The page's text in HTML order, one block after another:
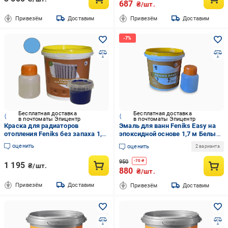
Привезём Доставим
687 ₴/шт.
Привезём Доставим
Бесплатная доставка
в почтоматы Эпицентр
Краска для радиаторов
отопления Feniks без запаха 1,2
кг Синий глянцевый (30827837)
оценить
1 195 ₴/шт.
Привезём Доставим
Бесплатная доставка
в почтоматы Эпицентр
Эмаль для ванн Feniks Easy на
эпоксидной основе 1,7 м Белый
(010120)
оценить 2 варианта
950 -70 ₴
880 ₴/шт.
Привезём Доставим